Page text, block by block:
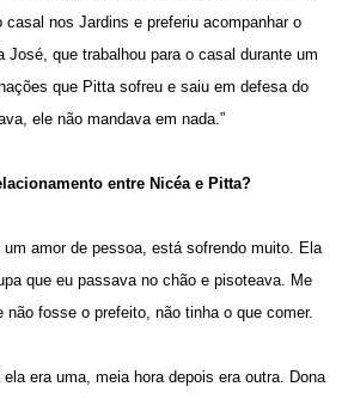
casal nos Jardins e preferiu acompanhar o
José, que trabalhou para o casal durante um
que Pitta sofreu e saiu em defesa do
ele não mandava em nada.”
entre Nicéa e Pitta?
amor de pessoa, está sofrendo muito. Ela
que eu passava no chão e pisoteava. Me
fosse o prefeito, não tinha o que comer.
ela era uma, meia hora depois era outra. Dona